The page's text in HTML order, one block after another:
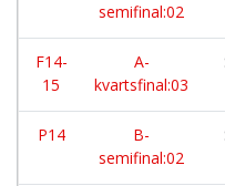
semifinal:02
F14-
15
A-
kvartsfinal:03
P14
B-
semifinal:02